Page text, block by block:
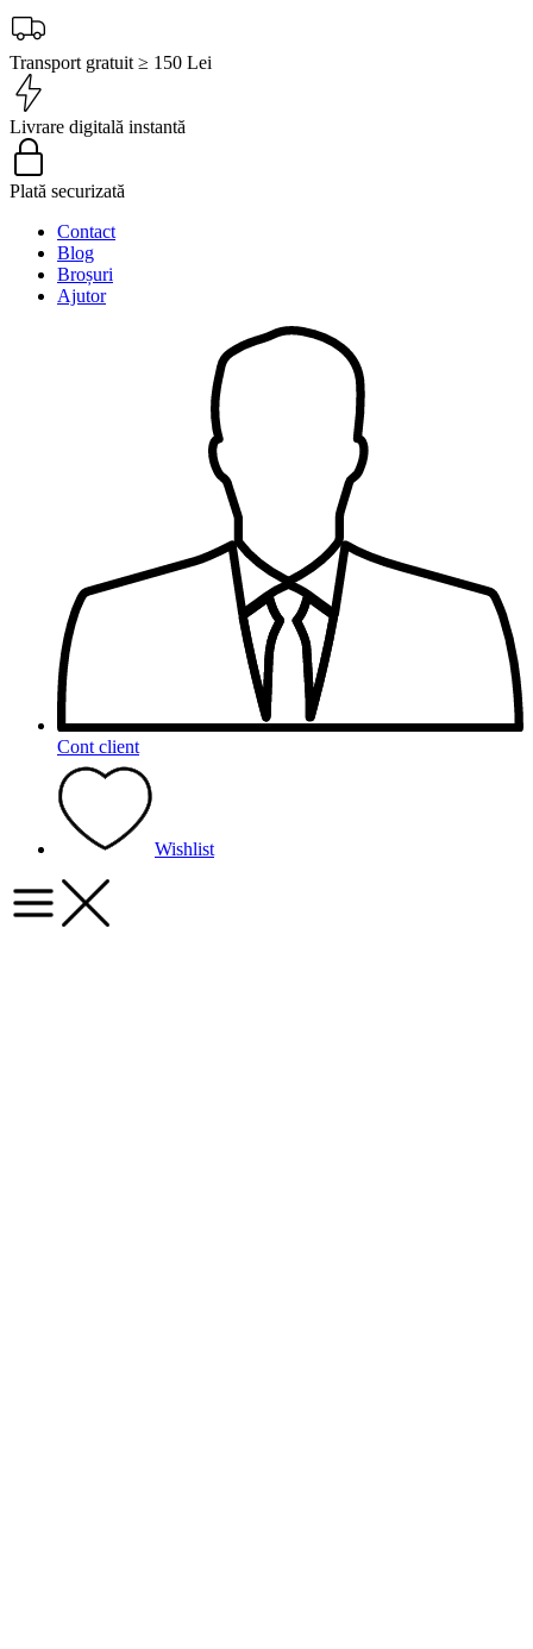
Transport gratuit ≥ 150 Lei
Livrare digitală instantă
Plată securizată
Contact
Blog
Broșuri
Ajutor
Cont client
Wishlist